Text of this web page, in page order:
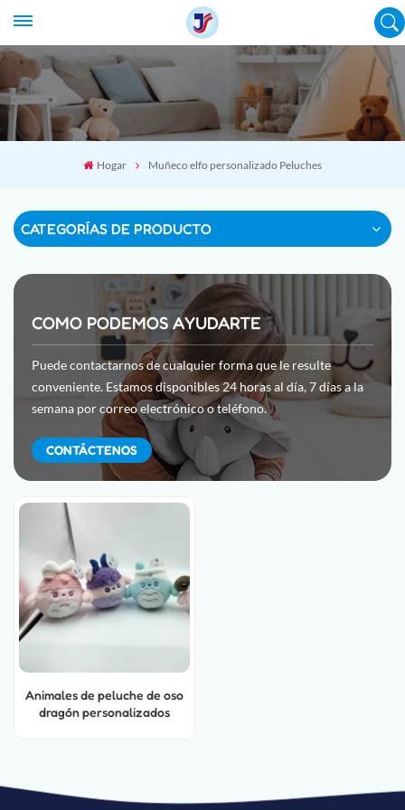
Hogar Muñeco elfo personalizado Peluches
CATEGORÍAS DE PRODUCTO
COMO PODEMOS AYUDARTE
Puede contactarnos de cualquier forma que le resulte
conveniente. Estamos disponibles 24 horas al día, 7 días a la
semana por correo electrónico o teléfono.
CONTÁCTENOS
Animales de peluche de oso
dragón personalizados